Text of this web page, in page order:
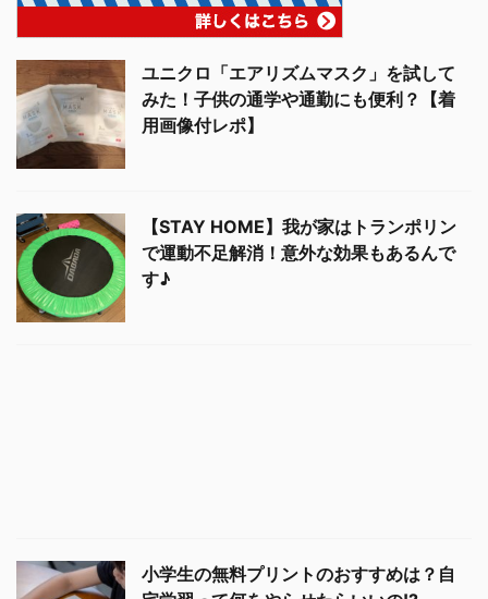
ユニクロ「エアリズムマスク」を試して
みた！子供の通学や通勤にも便利？【着
用画像付レポ】
【STAY HOME】我が家はトランポリン
で運動不足解消！意外な効果もあるんで
す♪
小学生の無料プリントのおすすめは？自